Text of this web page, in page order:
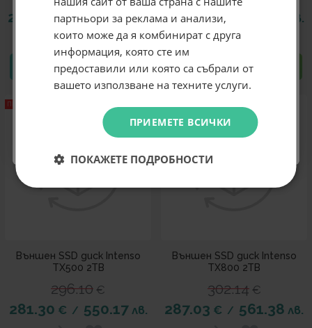
276.94 € / 541.65 лв.
КУПИ
276.94 € лв.
КУПИ
Външен SSD диск Intenso
TX500 2TB
296.10 €
281.30 € / 550.17 лв.
ПРОМО -5%
Външен SSD диск Intenso
TX800 2TB
302.14 €
287.03 € / 561.38 лв.
партньори за реклама и анализи,
които може да я комбинират с друга
информация, която сте им
предоставили или която са събрали от
вашето използване на техните услуги.
ПРИЕМЕТЕ ВСИЧКИ
ПОКАЖЕТЕ ПОДРОБНОСТИ
първата ти поръчка.
Email
Не искам подарък